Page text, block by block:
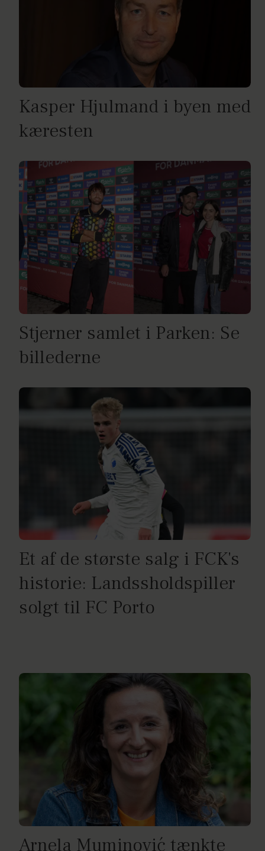
Kasper Hjulmand i byen med
kæresten
Stjerner samlet i Parken: Se
billederne
Et af de største salg i FCK's
historie: Landssholdspiller
solgt til FC Porto
Arnela Muminović tænkte